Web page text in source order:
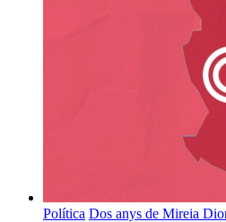
Política Dos anys de Mireia